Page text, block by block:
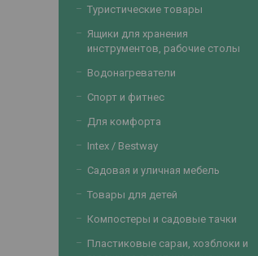
Туристические товары
Ящики для хранения
инструментов, рабочие столы
Водонагреватели
Спорт и фитнес
Для комфорта
Intex / Bestway
Садовая и уличная мебель
Товары для детей
Компостеры и садовые тачки
Пластиковые сараи, хозблоки и